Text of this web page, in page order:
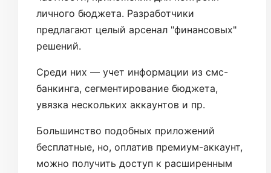
личного бюджета. Разработчики
предлагают целый арсенал "финансовых"
решений.
Среди них — учет информации из смс-
банкинга, сегментирование бюджета,
увязка нескольких аккаунтов и пр.
Большинство подобных приложений
бесплатные, но, оплатив премиум-аккаунт,
можно получить доступ к расширенным